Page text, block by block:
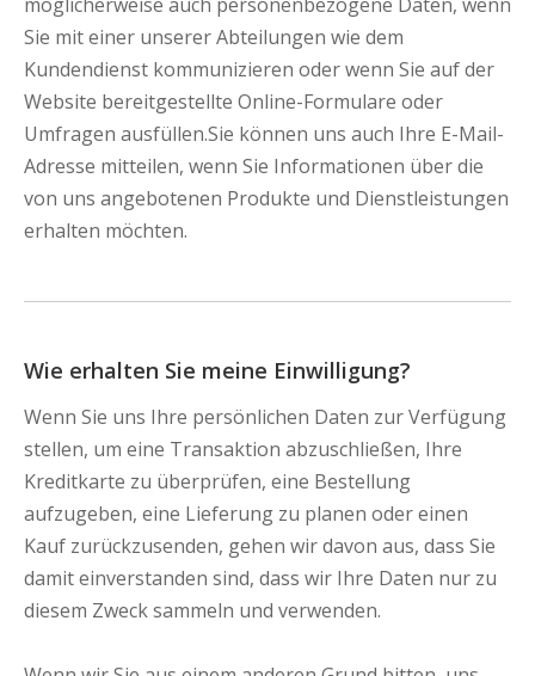
möglicherweise auch personenbezogene Daten, wenn
Sie mit einer unserer Abteilungen wie dem
Kundendienst kommunizieren oder wenn Sie auf der
Website bereitgestellte Online-Formulare oder
Umfragen ausfüllen.Sie können uns auch Ihre E-Mail-
Adresse mitteilen, wenn Sie Informationen über die
von uns angebotenen Produkte und Dienstleistungen
erhalten möchten.
Wie erhalten Sie meine Einwilligung?
Wenn Sie uns Ihre persönlichen Daten zur Verfügung
stellen, um eine Transaktion abzuschließen, Ihre
Kreditkarte zu überprüfen, eine Bestellung
aufzugeben, eine Lieferung zu planen oder einen
Kauf zurückzusenden, gehen wir davon aus, dass Sie
damit einverstanden sind, dass wir Ihre Daten nur zu
diesem Zweck sammeln und verwenden.